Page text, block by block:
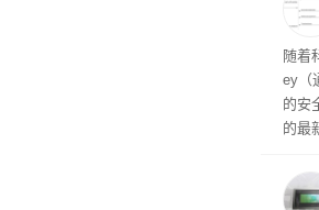
家
这一
（
户
随着
ey（
的安
的最
内
以利